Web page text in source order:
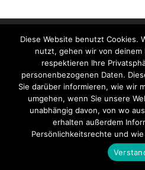
Kontakt
Theme byThink Up Themes Ltd
Diese Website benutzt Cookies.
nutzt, gehen wir von deinem
respektieren Ihre
personenbezogenen Daten.
Sie darüber informieren, wie wir
umgehen, wenn Sie unsere
unabhängig davon, von wo
erhalten außerdem
Persönlichkeitsrechte und